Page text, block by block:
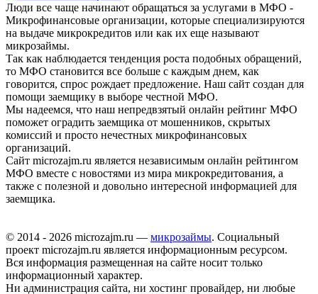
Люди все чаще начинают обращаться за услугами в МФО -
Микрофинансовые организации, которые специализируются
на выдаче микрокредитов или как их еще называют
микрозаймы.
Так как наблюдается тенденция роста подобных обращений,
то МФО становится все больше с каждым днем, как
говорится, спрос рождает предложение. Наш сайт создан для
помощи заемщику в выборе честной МФО.
Мы надеемся, что наш непредвзятый онлайн рейтинг МФО
поможет оградить заемщика от мошенников, скрытых
комиссий и просто нечестных микрофинансовых
организаций.
Сайт microzajm.ru является независимым онлайн рейтингом
МФО вместе с новостями из мира микрокредитования, а
также с полезной и довольно интересной информацией для
заемщика.
© 2014 - 2026 microzajm.ru — микрозаймы. Социальный
проект microzajm.ru является информационным ресурсом.
Вся информация размещенная на сайте носит только
информационный характер.
Ни администрация сайта, ни хостинг провайдер, ни любые